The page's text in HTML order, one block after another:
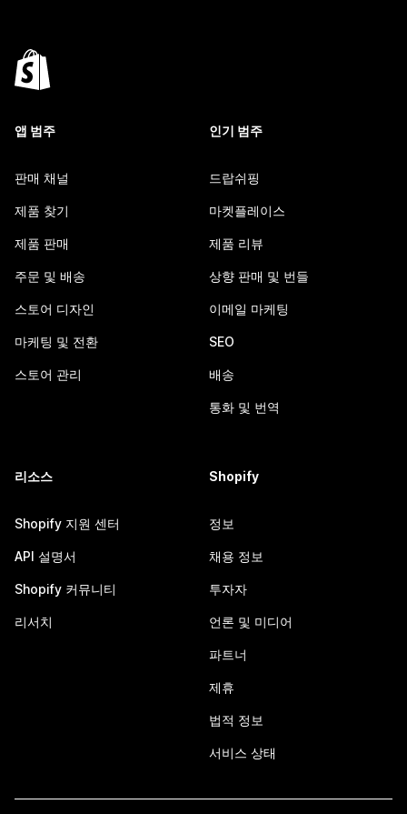
앱 범주
판매 채널
제품 찾기
제품 판매
주문 및 배송
스토어 디자인
마케팅 및 전환
스토어 관리
인기 범주
드랍쉬핑
마켓플레이스
제품 리뷰
상향 판매 및 번들
이메일 마케팅
SEO
배송
통화 및 번역
리소스
Shopify 지원 센터
API 설명서
Shopify 커뮤니티
리서치
Shopify
정보
채용 정보
투자자
언론 및 미디어
파트너
제휴
법적 정보
서비스 상태